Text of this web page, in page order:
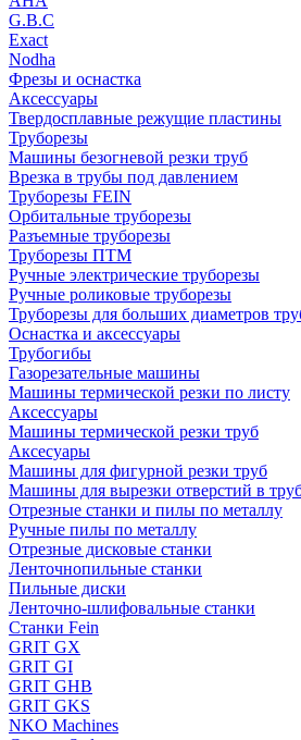
G.B.C
Exact
Nodha
Фрезы и оснастка
Аксессуары
Твердосплавные режущие пластины
Труборезы
Машины безогневой резки труб
Врезка в трубы под давлением
Труборезы FEIN
Орбитальные труборезы
Разъемные труборезы
Труборезы ПТМ
Ручные электрические труборезы
Ручные роликовые труборезы
Труборезы для больших диаметров
Оснастка и аксессуары
Трубогибы
Газорезательные машины
Машины термической резки по листу
Аксессуары
Машины термической резки труб
Аксесуары
Машины для фигурной резки труб
Машины для вырезки отверстий в
Отрезные станки и пилы по металлу
Ручные пилы по металлу
Отрезные дисковые станки
Ленточнопильные станки
Пильные диски
Ленточно-шлифовальные станки
Станки Fein
GRIT GX
GRIT GI
GRIT GHB
GRIT GKS
NKO Machines